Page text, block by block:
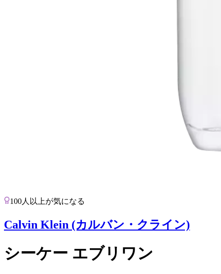
100人以上が気になる
Calvin Klein (カルバン・クライン)
シーケー エブリワン